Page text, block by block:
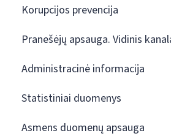
Korupcijos prevencija
Pranešėjų apsauga. Vidinis
Administracinė informacija
Statistiniai duomenys
Asmens duomenų apsauga